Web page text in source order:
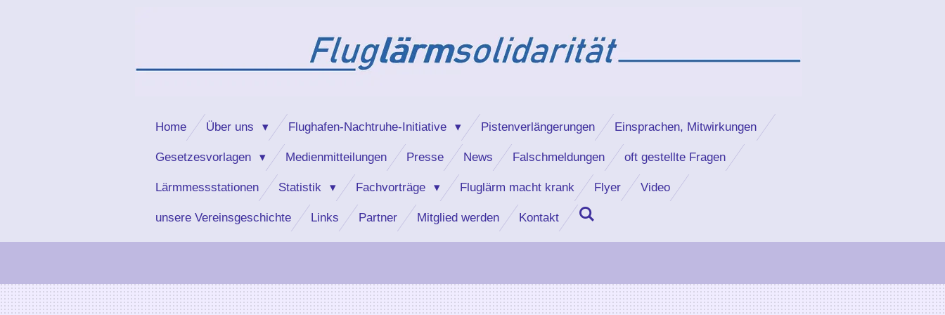
Home Über uns Flughafen-Nachtruhe-Initiative Pistenverlängerungen Einsprachen, Mitwirkungen
Gesetzesvorlagen Medienmitteilungen Presse News Falschmeldungen oft gestellte Fragen
Lärmmessstationen Statistik Fachvorträge Fluglärm macht krank Flyer Video
unsere Vereinsgeschichte Links Partner Mitglied werden Kontakt